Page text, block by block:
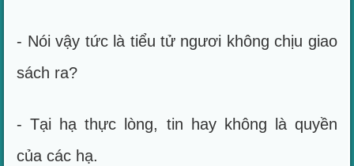
- Nói vậy tức là tiểu tử ngươi không chịu giao
sách ra?
- Tại hạ thực lòng, tin hay không là quyền
của các hạ.